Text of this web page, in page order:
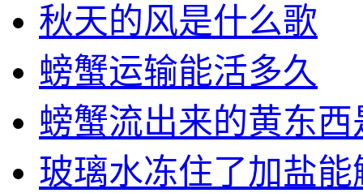
秋天的风是什么歌
螃蟹运输能活多久
螃蟹流出来的黄东西
玻璃水冻住了加盐能